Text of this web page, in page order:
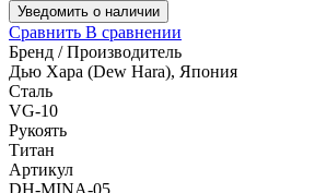
Уведомить о наличии
Сравнить В сравнении
Бренд / Производитель
Дью Хара (Dew Hara), Япония
Сталь
VG-10
Рукоять
Титан
Артикул
DH-MINA-05